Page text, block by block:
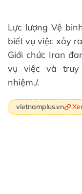
Lực lượng Vệ
biết vụ việc xảy
Giới chức Iran
vụ việc và truy
nhiệm./.
vietnamplus.vn